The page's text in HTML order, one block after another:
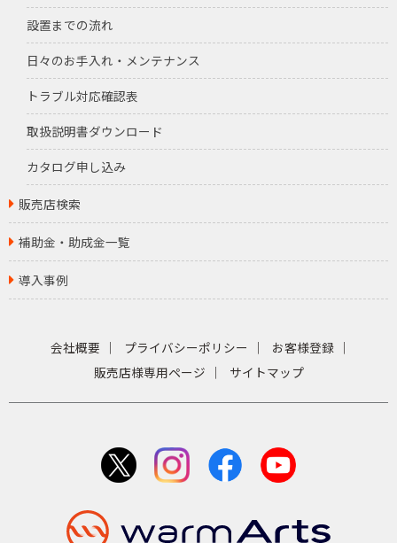
設置までの流れ
日々のお手入れ・メンテナンス
トラブル対応確認表
取扱説明書ダウンロード
カタログ申し込み
販売店検索
補助金・助成金一覧
導入事例
会社概要 プライバシーポリシー
お客様登録
販売店様専用ページ
サイトマップ